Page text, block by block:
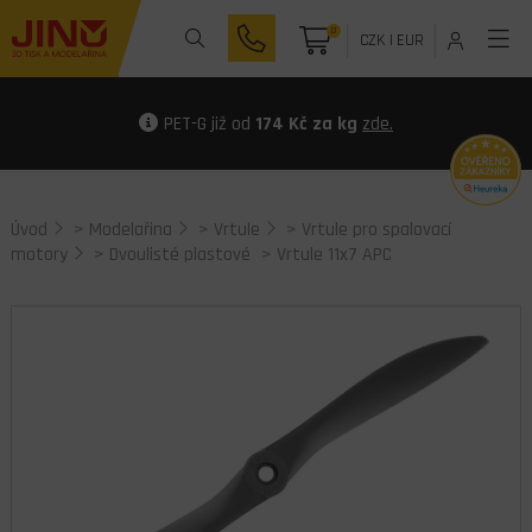
0 CZK| EUR
PET-G již od 174 Kč za kg zde.
Úvod > Modelařina > Vrtule > Vrtule pro spalovací
motory
> Dvoulisté plastové > Vrtule 11x7 APC